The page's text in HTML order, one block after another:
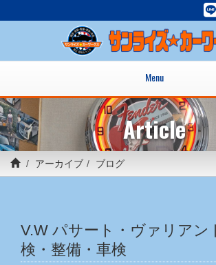
Menu
Article
アーカイブ ブログ
V.W パサート・ヴァリア
検・整備・車検